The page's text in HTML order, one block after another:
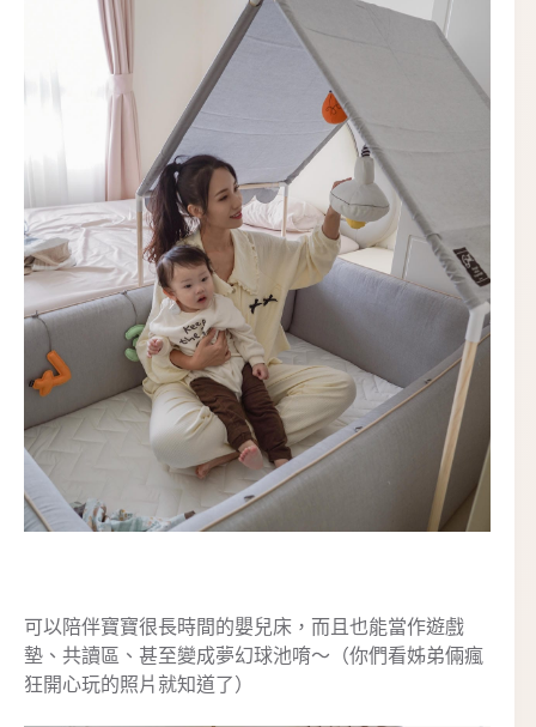
可以陪伴寶寶很長時間的嬰兒床，而且也能當作遊戲
墊、共讀區、甚至變成夢幻球池唷～（你們看姊弟倆瘋
狂開心玩的照片就知道了）